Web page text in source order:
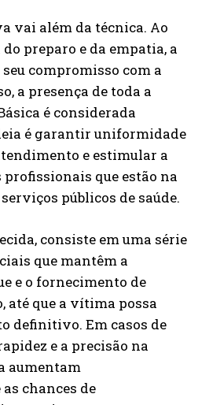
vai além da técnica. Ao
preparo e da empatia, a
compromisso com a
a presença de toda a
é considerada
é garantir uniformidade
e estimular a
que estão na
públicos de saúde.
consiste em uma série
que mantêm a
e o fornecimento de
até que a vítima possa
definitivo. Em casos de
e a precisão na
aumentam
chances de